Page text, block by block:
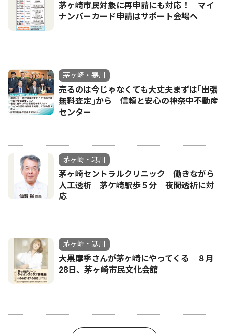
茅ヶ崎市民対象に再申請にも対応！ マイ
ナンバーカード申請はサポート会場へ
茅ヶ崎・寒川
売るのは今じゃなくても大丈夫まずは｢出張
無料査定｣から 信頼と安心の神奈中不動産
センター
茅ヶ崎・寒川
茅ヶ崎セントラルクリニック 働きながら
人工透析 茅ケ崎駅歩５分 夜間透析に対
応
茅ヶ崎・寒川
大黒摩季さんが茅ヶ崎にやってくる ８月
28日、茅ヶ崎市民文化会館